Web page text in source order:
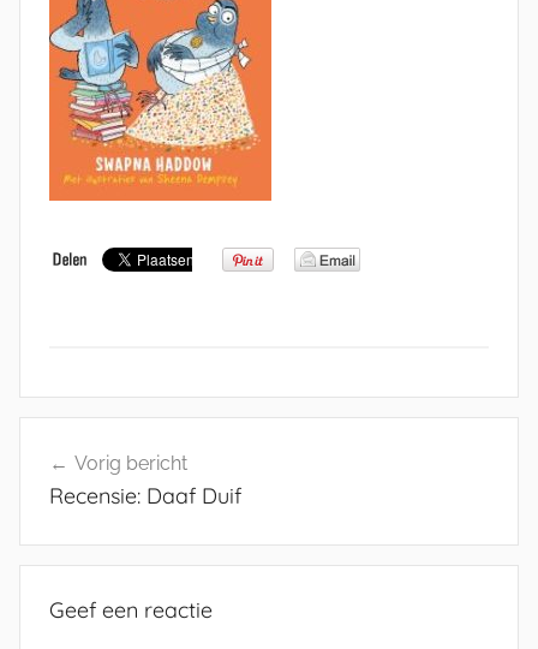
navigatie
Vorig bericht
Recensie: Daaf Duif
Geef een reactie